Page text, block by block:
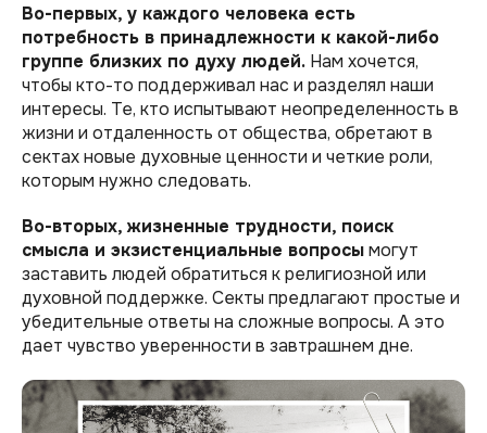
Во-первых, у каждого человека есть
потребность в принадлежности к какой-либо
группе близких по духу людей. Нам хочется,
чтобы кто-то поддерживал нас и разделял наши
интересы. Те, кто испытывают неопределенность в
жизни и отдаленность от общества, обретают в
сектах новые духовные ценности и четкие роли,
которым нужно следовать.
Во-вторых, жизненные трудности, поиск
смысла и экзистенциальные вопросымогут
заставить людей обратиться к религиозной или
духовной поддержке. Секты предлагают простые и
убедительные ответы на сложные вопросы. А это
дает чувство уверенности в завтрашнем дне.